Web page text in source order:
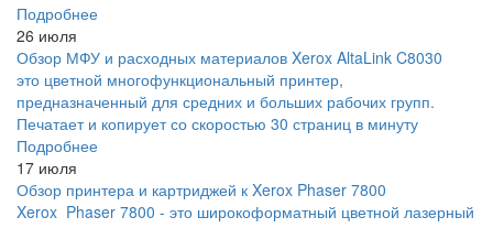
Подробнее
26 июля
Обзор МФУ и расходных материалов Xerox AltaLink C8030
это цветной многофункциональный принтер,
предназначенный для средних и больших рабочих групп.
Печатает и копирует со скоростью 30 страниц в минуту
Подробнее
17 июля
Обзор принтера и картриджей к Xerox Phaser 7800
Xerox Phaser 7800 - это широкоформатный цветной лазерный